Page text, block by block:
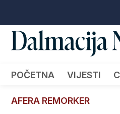
POČETNA VIJESTI
AFERA REMORKER